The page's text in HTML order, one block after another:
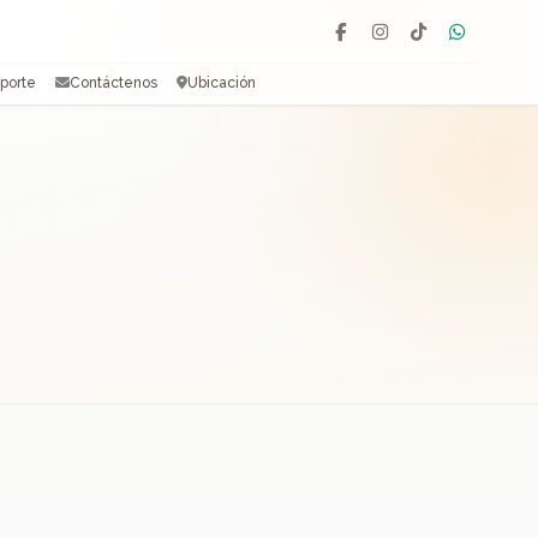
Facebook
Instagram
TikTok
Contáctenos Ubicación